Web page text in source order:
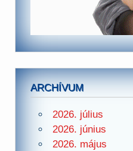
ARCHÍVUM
2026. július
2026. június
2026. május